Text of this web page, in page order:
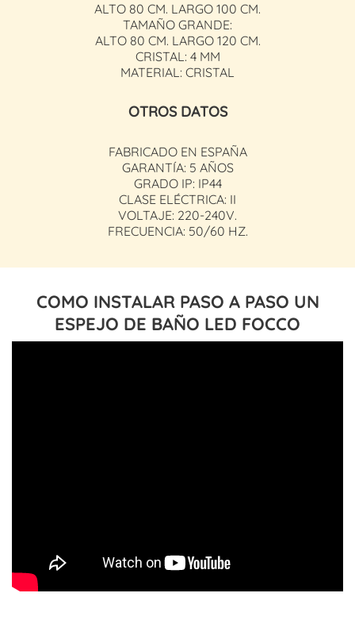
ALTO 80 CM. LARGO 100 CM.
TAMAÑO GRANDE:
ALTO 80 CM. LARGO 120 CM.
CRISTAL: 4 MM
MATERIAL: CRISTAL
OTROS DATOS
FABRICADO EN ESPAÑA
GARANTÍA: 5 AÑOS
GRADO IP: IP44
CLASE ELÉCTRICA: II
VOLTAJE: 220-240V.
FRECUENCIA: 50/60 HZ.
COMO INSTALAR PASO A PASO UN
ESPEJO DE BAÑO LED FOCCO